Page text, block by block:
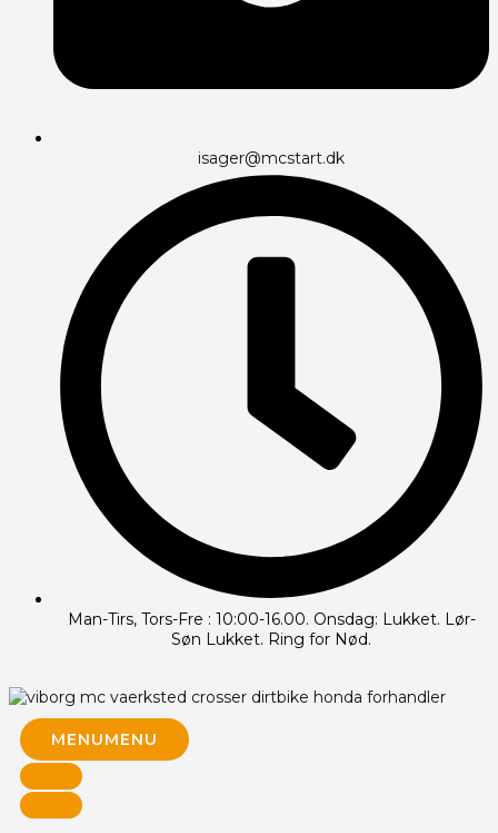
isager@mcstart.dk
Man-Tirs, Tors-Fre : 10:00-16.00. Onsdag: Lukket. Lør-
Søn Lukket. Ring for Nød.
MENUMENU